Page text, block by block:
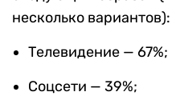
несколько вариантов):
Телевидение — 67%;
Соцсети — 39%;